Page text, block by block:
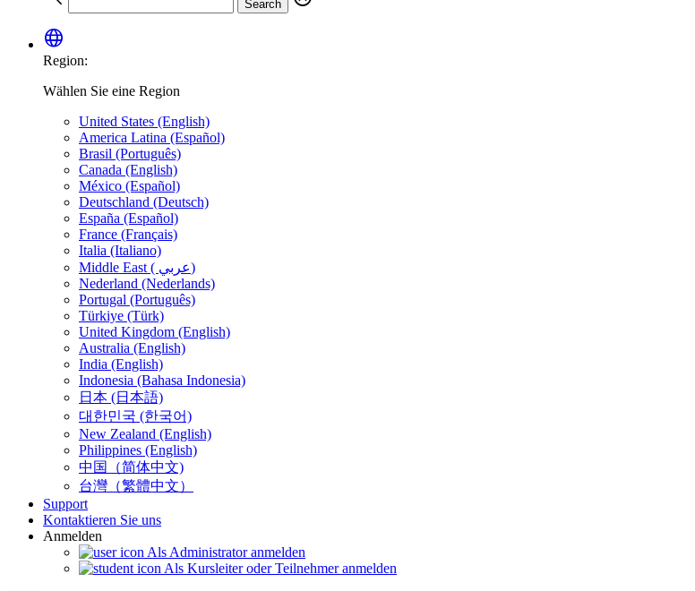
Search
language
Region:
Wählen Sie eine Region
United States (English)
America Latina (Español)
Brasil (Português)
Canada (English)
México (Español)
Deutschland (Deutsch)
España (Español)
France (Français)
Italia (Italiano)
Middle East ( عربي)
Nederland (Nederlands)
Portugal (Português)
Türkiye (Türk)
United Kingdom (English)
Australia (English)
India (English)
Indonesia (Bahasa Indonesia)
日本 (日本語)
대한민국 (한국어)
New Zealand (English)
Philippines (English)
中国（简体中文)
台灣（繁體中文）
Support
Kontaktieren Sie uns
Anmelden
Als Administrator anmelden
Als Kursleiter oder Teilnehmer anmelden